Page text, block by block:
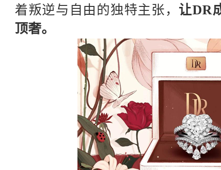
着叛逆与自由的独特主张， 让DR
顶奢。